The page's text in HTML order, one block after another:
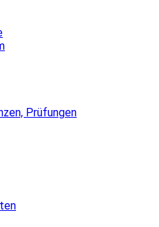
Prüfungen